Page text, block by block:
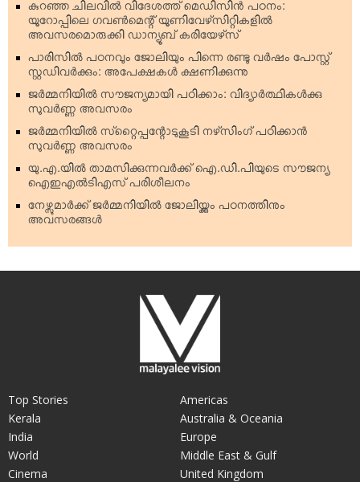
കുറഞ്ഞ ചിലവില്‍ വിദേശത്ത് മെഡിസിന്‍ പഠനം:
യൂറോപ്പിലെ ഗവണ്‍മെന്റ് യൂണിവേഴ്‌സിറ്റികളില്‍
അവസരമൊരുക്കി ഡാന്യൂബ് കരിയേഴ്‌സ്
പാരിസില്‍ പഠനവും ജോലിയും പിന്നെ രണ്ടു വര്‍ഷം പോസ്റ്റ്
സ്റ്റഡിവര്‍ക്കും: അപേക്ഷകള്‍ ക്ഷണിക്കുന്നു
ജര്‍മ്മനിയില്‍ സൗജന്യമായി പഠിക്കാം: വിദ്യാര്‍ത്ഥികള്‍ക്കു
സുവര്‍ണ്ണ അവസരം
ജര്‍മ്മനിയില്‍ സ്‌റ്റൈപ്പന്റോടുകൂടി നഴ്‌സിംഗ് പഠിക്കാന്‍
സുവര്‍ണ്ണ അവസരം
യു.എ.യില്‍ താമസിക്കുന്നവര്‍ക്ക് ഐ.ഡി.പിയുടെ സൗജന്യ
ഐഇഎല്‍ടിഎസ് പരിശീലനം
നേഴ്സുമാര്‍ക്ക് ജര്‍മ്മനിയില്‍ ജോലിയ്ക്കും പഠനത്തിനും
അവസരങ്ങള്‍
Top Stories
Kerala
India
World
Cinema
Americas
Australia & Oceania
Europe
Middle East & Gulf
United Kingdom